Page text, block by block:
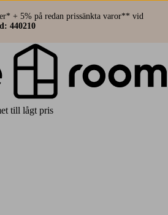
+ 5% på redan prissänkta varor** vid
440210
till lågt pris